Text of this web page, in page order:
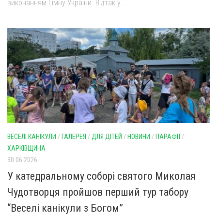
Св. Йосифа ОПДМ
Монастир Успення Пресвятої Богородиці Сестер Чину
Святого Василія Великого
Комісії
Катехитична комісія
Комісія у справах молоді
Комісія у справах родини
Спільноти
Квіти Слобожанщини
Харківщина
Полтавщина
Сумщина
виконанням Гімну України. Відтак у...
ВЕСЕЛІ КАНІКУЛИ / ГАЛЕРЕЯ /ДЛЯ ДІТЕЙ / НОВИНИ / ПАРАФІЇ
/
ХАРКІВЩИНА
30.06.2026
У катедральному соборі святого Миколая
Чудотворця пройшов перший тур табору
“Веселі канікули з Богом”